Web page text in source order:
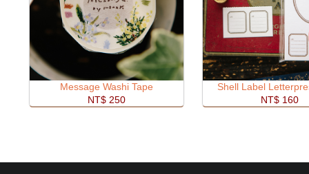
Message Washi Tape
NT$ 250
Shell Label
NT$ 160